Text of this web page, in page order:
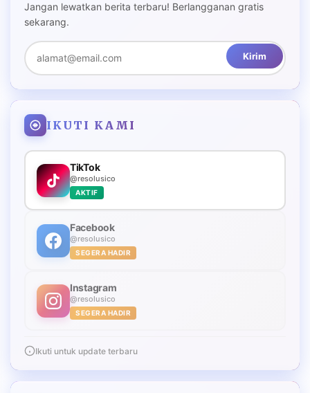
Jangan lewatkan berita terbaru! Berlangganan gratis
sekarang.
Kirim
IKUTI KAMI
TikTok
@resolusico
AKTIF
Facebook
@resolusico
SEGERA HADIR
Instagram
@resolusico
SEGERA HADIR
Ikuti untuk update terbaru